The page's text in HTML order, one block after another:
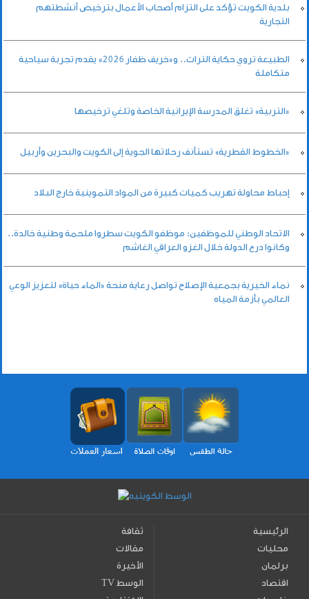
بلدية الكويت تؤكد على التزام أصحاب الأعمال بترخيص أنشطتهم
التجارية
الطبيعة تروي حكاية التراث.. و«خريف ظفار 2026» يقدم تجربة سياحية
متكاملة
«التربية» تغلق المدرسة الإيرانية الخاصة وتلغي ترخيصها
«الخطوط القطرية» تستأنف رحلاتها الجوية إلى الكويت والبحرين وأربيل
إحباط محاولة تهريب كميات كبيرة من المواد التموينية خارج البلاد
الاتحاد الوطني للموظفين: موظفو الكويت سطروا ملحمة وطنية خالدة..
وكانوا درع الدولة خلال الغزو العراقي الغاشم
نماء الخيرية بجمعية الإصلاح تواصل رعاية منحة «الماء حياة» لتعزيز الوعي
العالمي بأزمة المياه
الرئيسية
محليات
برلمان
اقتصاد
ثقافة
مقالات
الأخيرة
TV الوسط